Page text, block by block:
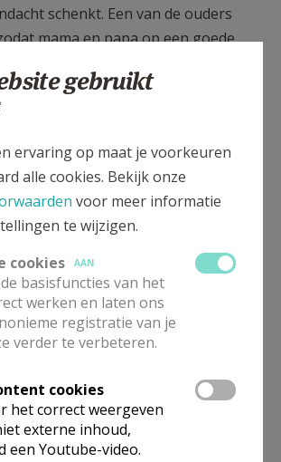
schenkt. Een van de ouders
mama en papa op een goede
De ouders willen er steeds
een warm hart, een luisterend oor,
feest
de offergaven naar het altaar
en wijn – want Jezus heeft ons
moeten delen en geven. De
altaar brandden voor groot en klein
zien hoe blij de kinderen wel waren.
voor groot en klein opdat het
zou zijn.
brood en
gebruikt
ervaring op maat je voorkeuren
alle cookies. Bekijk onze
voor meer informatie
te wijzigen.
cookies
AAN
basisfuncties van het
werken en laten ons
registratie van je
verder te verbeteren.
cookies
het correct weergeven
externe inhoud,
een Youtube-video.